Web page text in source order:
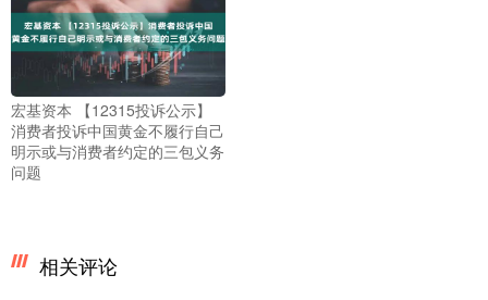
宏基资本 【12315投诉公示】
消费者投诉中国黄金不履行自己
明示或与消费者约定的三包义务
问题
相关评论